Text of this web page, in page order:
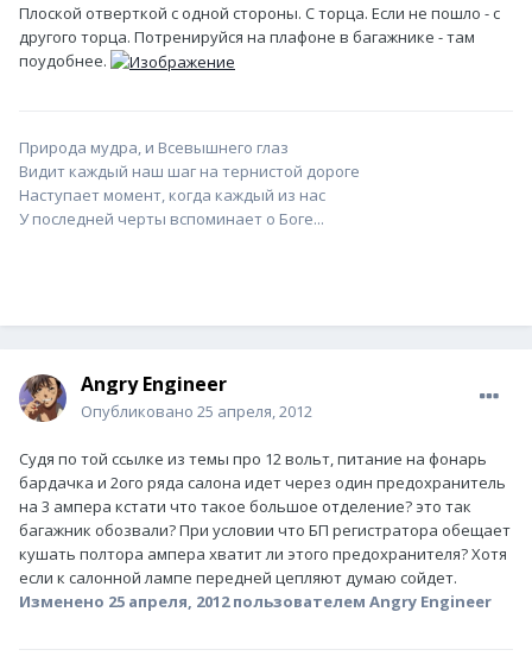
Плоской отверткой с одной стороны. С торца. Если не пошло - с
другого торца. Потренируйся на плафоне в багажнике - там
поудобнее.
Природа мудра, и Всевышнего глаз
Видит каждый наш шаг на тернистой дороге
Наступает момент, когда каждый из нас
У последней черты вспоминает о Боге...
Angry Engineer
Опубликовано 25 апреля, 2012
Судя по той ссылке из темы про 12 вольт, питание на фонарь
бардачка и 2ого ряда салона идет через один предохранитель
на 3 ампера кстати что такое большое отделение? это так
багажник обозвали? При условии что БП регистратора обещает
кушать полтора ампера хватит ли этого предохранителя? Хотя
если к салонной лампе передней цепляют думаю сойдет.
Изменено 25 апреля, 2012пользователем Angry Engineer